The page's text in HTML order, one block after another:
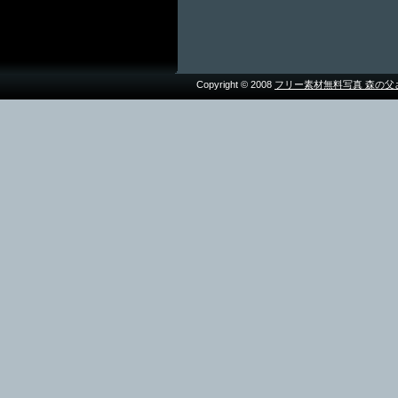
Copyright © 2008 フリー素材無料写真 森の父